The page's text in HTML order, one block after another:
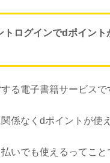
ト ログインでdポイント
る電子書籍サービスで
係なくdポイントが使
いでも使えるってこと